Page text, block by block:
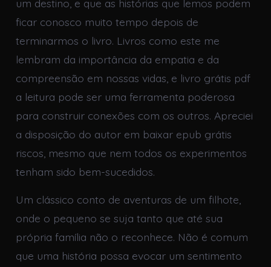
um destino, e que as histórias que lemos podem
ficar conosco muito tempo depois de
terminarmos o livro. Livros como este me
lembram da importância da empatia e da
compreensão em nossas vidas, e livro grátis pdf
a leitura pode ser uma ferramenta poderosa
para construir conexões com os outros. Apreciei
a disposição do autor em baixar epub grátis
riscos, mesmo que nem todos os experimentos
tenham sido bem-sucedidos.
Um clássico conto de aventuras de um filhote,
onde o pequeno se suja tanto que até sua
própria família não o reconhece. Não é comum
que uma história possa evocar um sentimento